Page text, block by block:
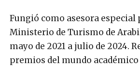
Fungió como asesora
Ministerio de Turismo de
mayo de 2021 a julio de 2024.
premios del mundo